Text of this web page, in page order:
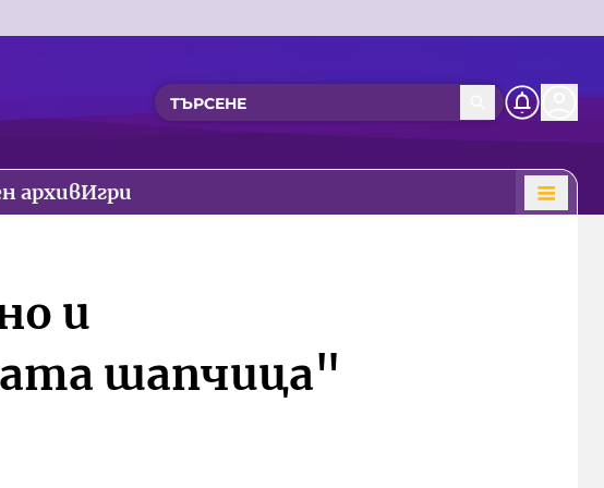
архивИгри
и
шапчица"